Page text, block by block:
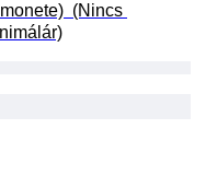
(Nincs